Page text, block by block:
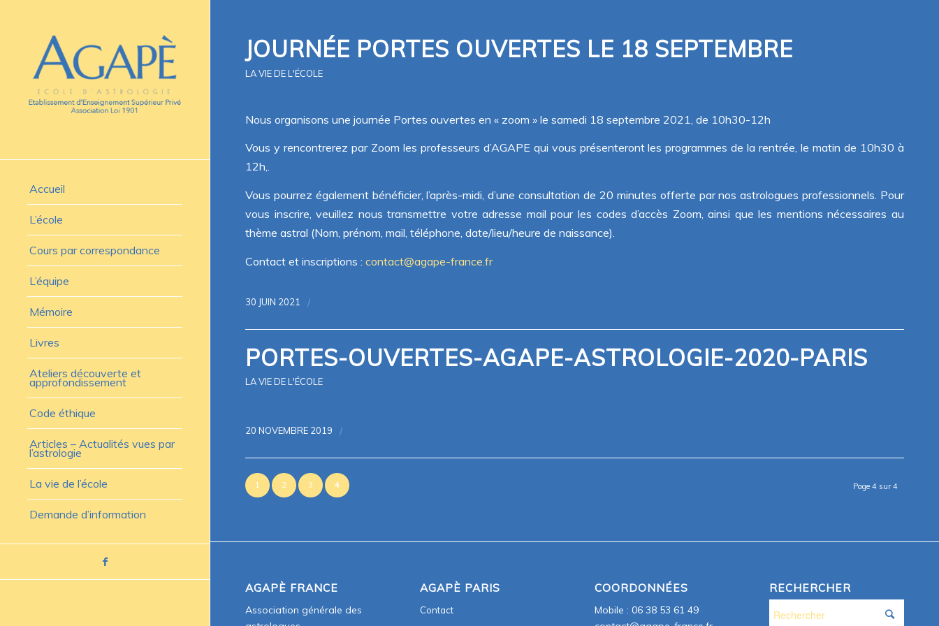
Accueil
L’école
Cours par correspondance
L’équipe
Mémoire
Livres
Ateliers découverte et
approfondissement
Code éthique
Articles – Actualités vues par
l’astrologie
La vie de l’école
Demande d’information
JOURNÉE PORTES OUVERTES LE 18 SEPTEMBRE
LA VIE DE L'ÉCOLE
Nous organisons une journée Portes ouvertes en « zoom » le samedi 18 septembre 2021, de 10h30-12h
Vous y rencontrerez par Zoom les professeurs d’AGAPE qui vous présenteront les programmes de la rentrée, le matin de 10h30 à
12h,.
Vous pourrez également bénéficier, l’après-midi, d’une consultation de 20 minutes offerte par nos astrologues professionnels. Pour
vous inscrire, veuillez nous transmettre votre adresse mail pour les codes d’accès Zoom, ainsi que les mentions nécessaires au
thème astral (Nom, prénom, mail, téléphone, date/lieu/heure de naissance).
Contact et inscriptions : contact@agape-france.fr
30 JUIN 2021 /
PORTES-OUVERTES-AGAPE-ASTROLOGIE-2020-PARIS
LA VIE DE L'ÉCOLE
20 NOVEMBRE 2019 /
Page 4 sur 4
1 2 3 4
AGAPÈ FRANCE
Association générale des
AGAPÈ PARIS
Contact
COORDONNÉES
Mobile : 06 38 53 61 49
RECHERCHER